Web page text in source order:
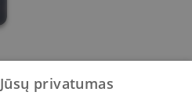
privatumas